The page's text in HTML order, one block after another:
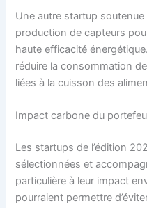
Une autre startup soutenue
production de capteurs
haute efficacité
réduire la consommation
liées à la cuisson des
Impact carbone du
Les startups de l’édition
sélectionnées et
particulière à leur impact
pourraient permettre